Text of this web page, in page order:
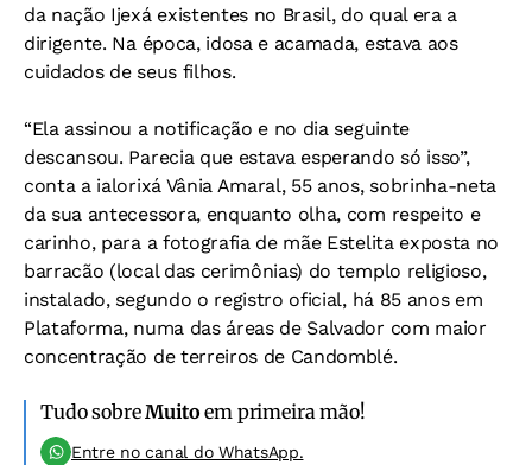
da nação Ijexá existentes no Brasil, do qual era a
dirigente. Na época, idosa e acamada, estava aos
cuidados de seus filhos.
“Ela assinou a notificação e no dia seguinte
descansou. Parecia que estava esperando só isso”,
conta a ialorixá Vânia Amaral, 55 anos, sobrinha-neta
da sua antecessora, enquanto olha, com respeito e
carinho, para a fotografia de mãe Estelita exposta no
barracão (local das cerimônias) do templo religioso,
instalado, segundo o registro oficial, há 85 anos em
Plataforma, numa das áreas de Salvador com maior
concentração de terreiros de Candomblé.
Tudo sobreMuito em primeira mão!
Entre no canal do WhatsApp.